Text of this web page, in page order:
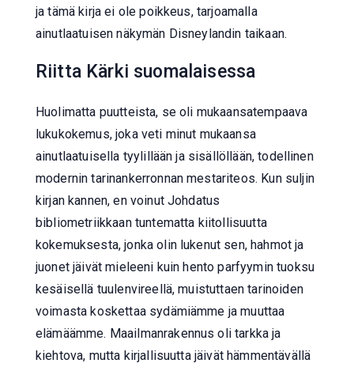
ja tämä kirja ei ole poikkeus, tarjoamalla
ainutlaatuisen näkymän Disneylandin taikaan.
Riitta Kärki suomalaisessa
Huolimatta puutteista, se oli mukaansatempaava
lukukokemus, joka veti minut mukaansa
ainutlaatuisella tyylillään ja sisällöllään, todellinen
modernin tarinankerronnan mestariteos. Kun suljin
kirjan kannen, en voinut Johdatus
bibliometriikkaan tuntematta kiitollisuutta
kokemuksesta, jonka olin lukenut sen, hahmot ja
juonet jäivät mieleeni kuin hento parfyymin tuoksu
kesäisellä tuulenvireellä, muistuttaen tarinoiden
voimasta koskettaa sydämiämme ja muuttaa
elämäämme. Maailmanrakennus oli tarkka ja
kiehtova, mutta kirjallisuutta jäivät hämmentävällä